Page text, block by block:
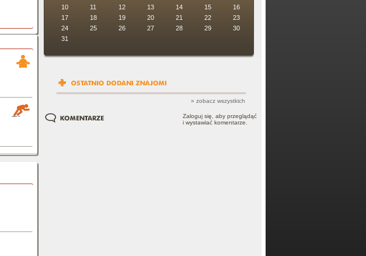
10
11 12 13 14 15
16
17
18 19 20 21 22
23
24
25 26 27 28 29
30
31
» zobacz wszystkich
Zaloguj się, aby przeglądąć
i wystawiać komentarze.